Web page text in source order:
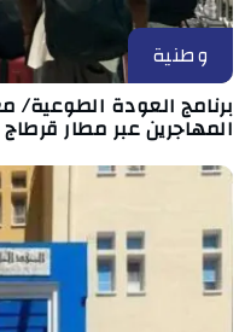
وطنية
برنامج العودة
المهاجرين عبر مطار قرطاج